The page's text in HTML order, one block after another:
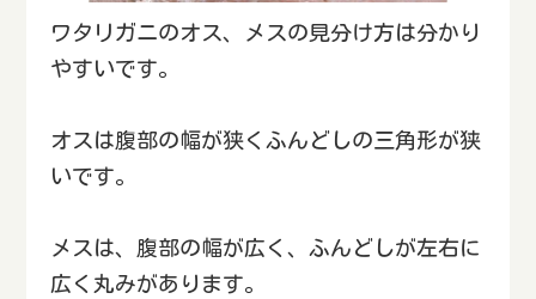
ワタリガニのオス、メスの見分け方は分かり
やすいです。
オスは腹部の幅が狭くふんどしの三角形が狭
いです。
メスは、腹部の幅が広く、ふんどしが左右に
広く丸みがあります。